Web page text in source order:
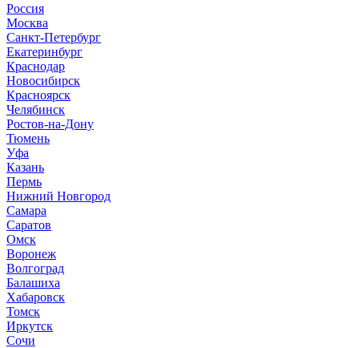
Россия
Москва
Санкт-Петербург
Екатеринбург
Краснодар
Новосибирск
Красноярск
Челябинск
Ростов-на-Дону
Тюмень
Уфа
Казань
Пермь
Нижний Новгород
Самара
Саратов
Омск
Воронеж
Волгоград
Балашиха
Хабаровск
Томск
Иркутск
Сочи